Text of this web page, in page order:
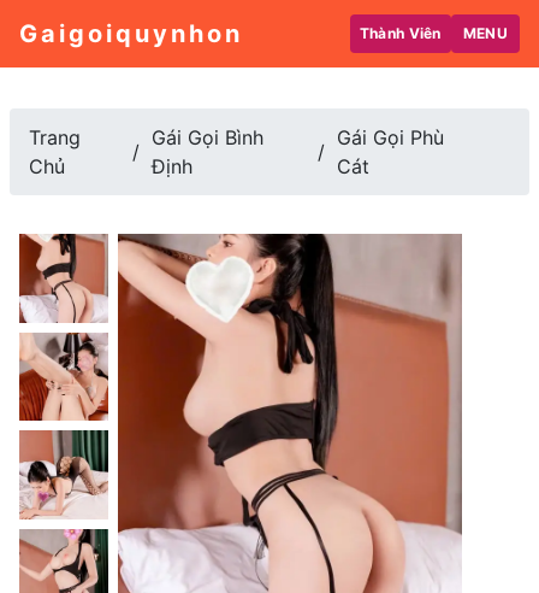
Gaigoiquynhon Thành Viên MENU
Trang
Chủ
Gái Gọi Bình
Định
Gái Gọi Phù
Cát